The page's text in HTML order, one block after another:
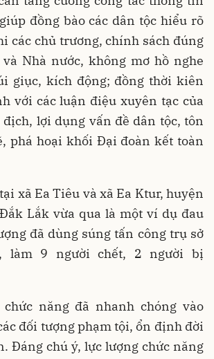
đồng bào các dân tộc hiểu rõ
các chủ trương, chính sách đúng
Nhà nước, không mơ hồ nghe
giục, kích động; đồng thời kiên
với các luận điệu xuyên tạc của
địch, lợi dụng vấn đề dân tộc, tôn
phá hoại khối Đại đoàn kết toàn
xã Ea Tiêu và xã Ea Ktur, huyện
Lắk vừa qua là một ví dụ đau
đã dùng súng tấn công trụ sở
làm 9 người chết, 2 người bị
chức năng đã nhanh chóng vào
đối tượng phạm tội, ổn định đời
Đáng chú ý, lực lượng chức năng